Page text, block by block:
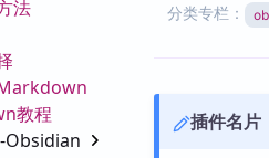
法
教程
Obsidian
分类专栏：
插件名片